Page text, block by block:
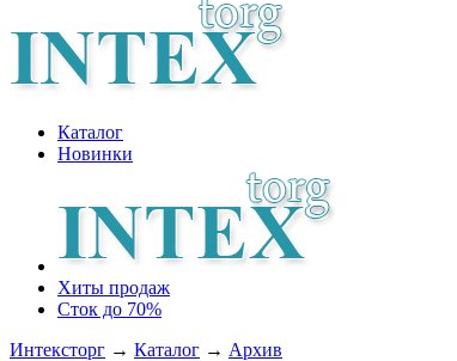
Каталог
Новинки
Хиты продаж
Сток до 70%
Интексторг → Каталог → Архив